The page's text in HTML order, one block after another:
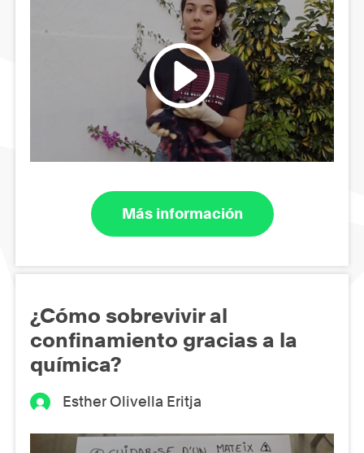
Más información
¿Cómo sobrevivir al
confinamiento gracias a la
química?
Esther Olivella Eritja